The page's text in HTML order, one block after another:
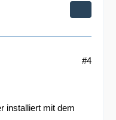
#4
installiert mit dem